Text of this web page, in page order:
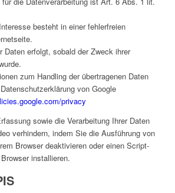
besteht in einer fehlerfreien
Daten erfolgt, sobald der Zweck ihrer
zum Handling der übertragenen Daten
von Google
privacy
sowie die Verarbeitung Ihrer Daten
verhindern, indem Sie die Ausführung von
Browser deaktivieren oder einen Script-
installieren.